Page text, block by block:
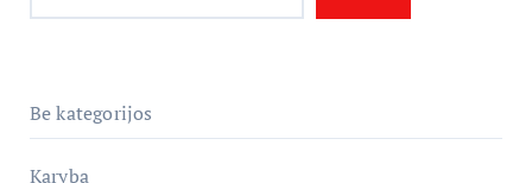
Be kategorijos
Karyba